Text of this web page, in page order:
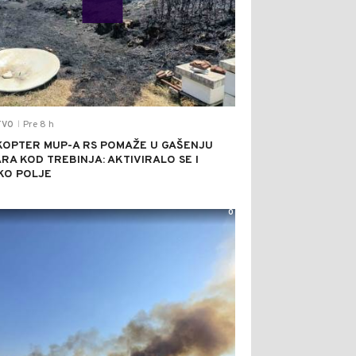
Pre 8 h
MUP-A RS POMAŽE U GAŠENJU
KOD TREBINJA: AKTIVIRALO SE I
POLJE
0